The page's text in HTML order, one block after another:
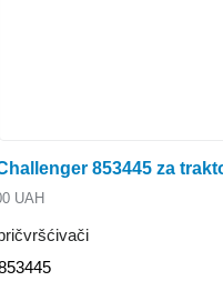
853445 za
UAH